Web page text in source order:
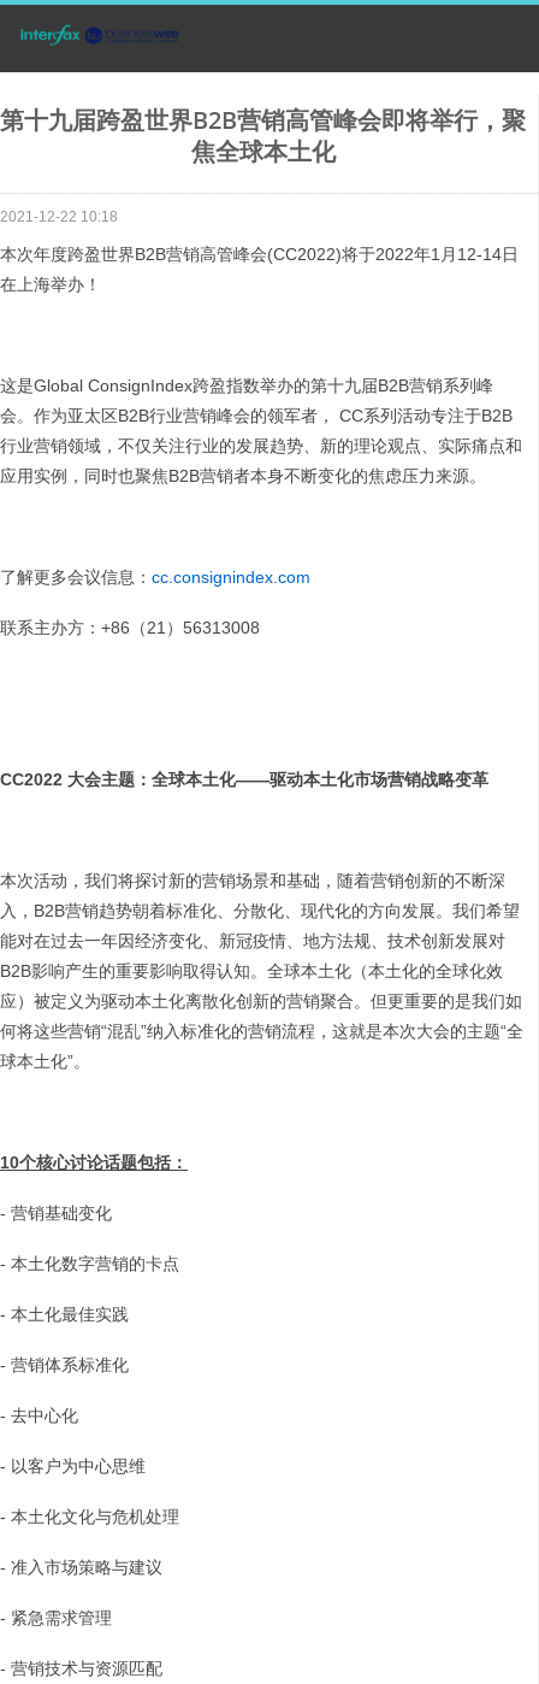
第十九届跨盈世界B2B营销高管峰会即将举行，聚
焦全球本土化
2021-12-22 10:18
本次年度跨盈世界B2B营销高管峰会(CC2022)将于2022年1月12-14日
在上海举办！
这是Global ConsignIndex跨盈指数举办的第十九届B2B营销系列峰
会。作为亚太区B2B行业营销峰会的领军者， CC系列活动专注于B2B
行业营销领域，不仅关注行业的发展趋势、新的理论观点、实际痛点和
应用实例，同时也聚焦B2B营销者本身不断变化的焦虑压力来源。
了解更多会议信息： cc.consignindex.com
联系主办方：+86（21）56313008
CC2022 大会主题：全球本土化——驱动本土化市场营销战略变革
本次活动，我们将探讨新的营销场景和基础，随着营销创新的不断深
入，B2B营销趋势朝着标准化、分散化、现代化的方向发展。我们希望
能对在过去一年因经济变化、新冠疫情、地方法规、技术创新发展对
B2B影响产生的重要影响取得认知。全球本土化（本土化的全球化效
应）被定义为驱动本土化离散化创新的营销聚合。但更重要的是我们如
何将这些营销“混乱”纳入标准化的营销流程，这就是本次大会的主题“全
球本土化”。
10个核心讨论话题包括：
- 营销基础变化
- 本土化数字营销的卡点
- 本土化最佳实践
- 营销体系标准化
- 去中心化
- 以客户为中心思维
- 本土化文化与危机处理
- 准入市场策略与建议
- 紧急需求管理
- 营销技术与资源匹配